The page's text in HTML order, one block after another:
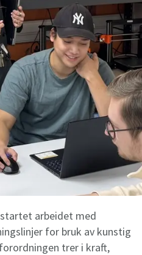
arbeidet med
for bruk av kunstig
trer i kraft,